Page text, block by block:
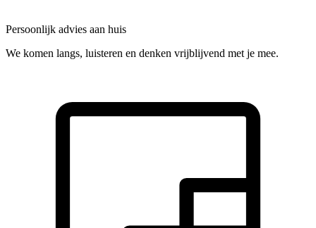
Persoonlijk advies aan huis
We komen langs, luisteren en denken vrijblijvend met je mee.